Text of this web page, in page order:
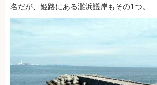
名だが、姫路にある灘浜護岸もその1つ。